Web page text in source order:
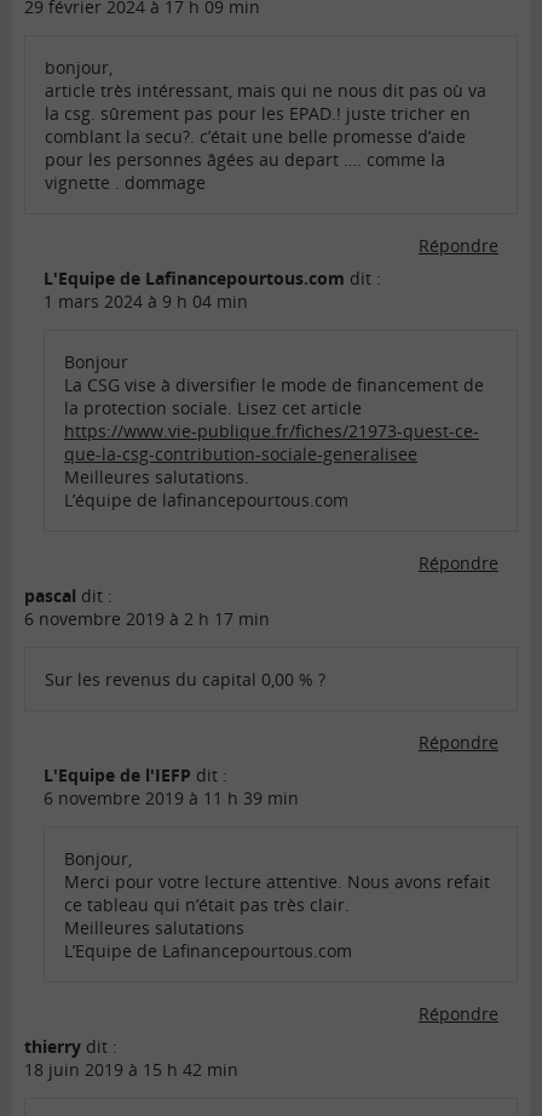
29 février 2024 à 17 h 09 min
bonjour,
article très intéressant, mais qui ne nous dit pas où va
la csg. sûrement pas pour les EPAD.! juste tricher en
comblant la secu?. c’était une belle promesse d’aide
pour les personnes âgées au depart …. comme la
vignette . dommage
Répondre
L'Equipe de Lafinancepourtous.com dit :
1 mars 2024 à 9 h 04 min
Bonjour
La CSG vise à diversifier le mode de financement de
la protection sociale. Lisez cet article
https://www.vie-publique.fr/fiches/21973-quest-ce-
que-la-csg-contribution-sociale-generalisee
Meilleures salutations.
L’équipe de lafinancepourtous.com
Répondre
pascal dit :
6 novembre 2019 à 2 h 17 min
Sur les revenus du capital 0,00 % ?
Répondre
L'Equipe de l'IEFP dit :
6 novembre 2019 à 11 h 39 min
Bonjour,
Merci pour votre lecture attentive. Nous avons refait
ce tableau qui n’était pas très clair.
Meilleures salutations
L’Equipe de Lafinancepourtous.com
Répondre
thierry dit :
18 juin 2019 à 15 h 42 min